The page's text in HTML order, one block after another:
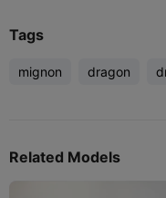
Tags
mignon dragon
Related Models